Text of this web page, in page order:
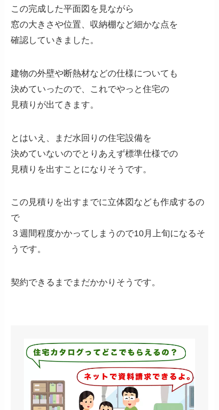
この完成した平面図を見ながら
窓の大きさや位置、収納棚など細かな点を
確認していきました。
建物の外壁や断熱材などの仕様についても
決めていったので、これでやっと住宅の
見積りが出てきます。
とはいえ、まだ水回りの住宅設備を
決めていないのでとりあえず標準仕様での
見積りを出すことになりそうです。
この見積りを出すまでに立体図なども作成するの
で
３週間程度かかってしまうので10月上旬になるそ
うです。
契約できるまでまだかかりそうです。